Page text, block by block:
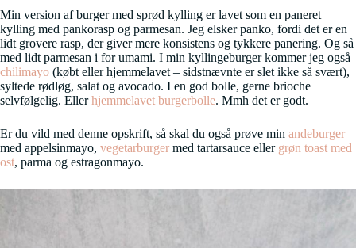
Min version af burger med sprød kylling er lavet som en paneret
kylling med pankorasp og parmesan. Jeg elsker panko, fordi det er en
lidt grovere rasp, der giver mere konsistens og tykkere panering. Og så
med lidt parmesan i for umami. I min kyllingeburger kommer jeg også
chilimayo (købt eller hjemmelavet – sidstnævnte er slet ikke så svært),
syltede rødløg, salat og avocado. I en god bolle, gerne brioche
selvfølgelig. Ellerhjemmelavet burgerbolle. Mmh det er godt.
Er du vild med denne opskrift, så skal du også prøve min andeburger
med appelsinmayo, vegetarburger med tartarsauce eller grøn toast med
ost, parma og estragonmayo.